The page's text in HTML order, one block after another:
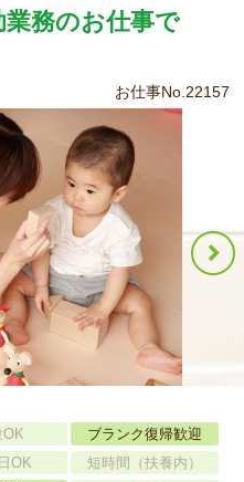
業務のお仕事で
お仕事No.22157
OK
ブランク復帰歓迎
OK
短時間（扶養内）